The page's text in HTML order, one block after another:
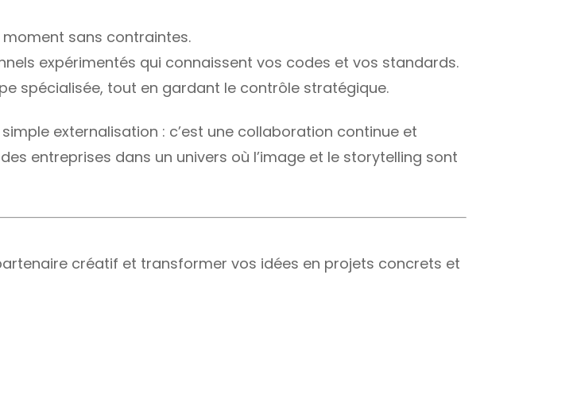
sans contraintes.
expérimentés qui connaissent vos codes et vos standards.
spécialisée, tout en gardant le contrôle stratégique.
simple externalisation : c’est une collaboration continue et
entreprises dans un univers où l’image et le storytelling sont
créatif et transformer vos idées en projets concrets et